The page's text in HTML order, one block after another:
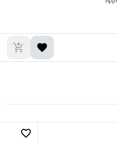
add_shopping_cart favorite
favorite_border